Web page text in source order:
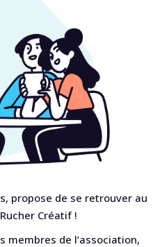
propose de se retrouver au
Créatif !
membres de l’association,